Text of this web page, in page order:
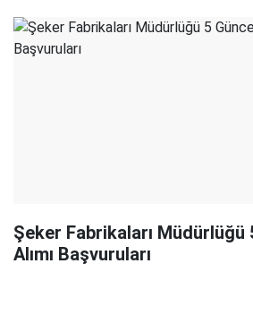
Şeker Fabrikaları Müdürlüğü
Alımı Başvuruları